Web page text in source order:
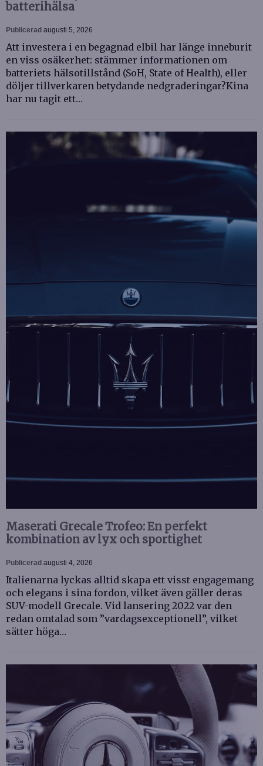
batterihälsa
Publicerad augusti 5, 2026
Att investera i en begagnad elbil har länge inneburit
en viss osäkerhet: stämmer informationen om
batteriets hälsotillstånd (SoH, State of Health), eller
döljer tillverkaren betydande nedgraderingar?Kina
har nu tagit ett…
Maserati Grecale Trofeo: En perfekt
kombination av lyx och sportighet
Publicerad augusti 4, 2026
Italienarna lyckas alltid skapa ett visst engagemang
och elegans i sina fordon, vilket även gäller deras
SUV-modell Grecale. Vid lansering 2022 var den
redan omtalad som ”vardagsexceptionell”, vilket
sätter höga…